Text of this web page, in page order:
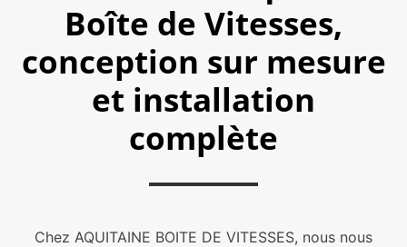
Boîte de Vitesses,
conception sur mesure
et installation
complète
Chez AQUITAINE BOITE DE VITESSES, nous nous